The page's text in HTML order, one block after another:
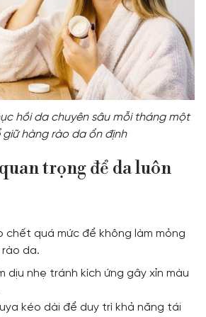
hồi da chuyên sâu mỗi tháng một
giữ hàng rào da ổn định
trọng để da luôn
chết quá mức để không làm mỏng
da.
dịu nhẹ tránh kích ứng gây xỉn màu
kéo dài để duy trì khả năng tái